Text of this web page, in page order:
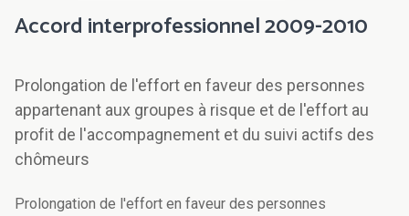
Accord interprofessionnel 2009-2010
Prolongation de l'effort en faveur des personnes
appartenant aux groupes à risque et de l'effort au
profit de l'accompagnement et du suivi actifs des
chômeurs
Prolongation de l'effort en faveur des personnes